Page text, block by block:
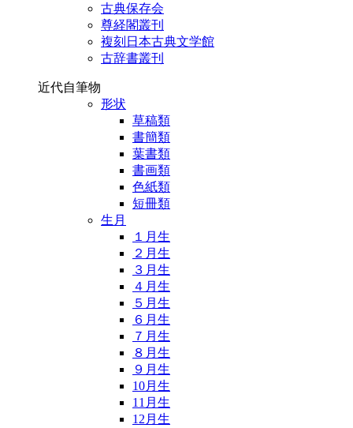
古典保存会
尊経閣叢刊
複刻日本古典文学館
古辞書叢刊
近代自筆物
形状
草稿類
書簡類
葉書類
書画類
色紙類
短冊類
生月
１月生
２月生
３月生
４月生
５月生
６月生
７月生
８月生
９月生
10月生
11月生
12月生